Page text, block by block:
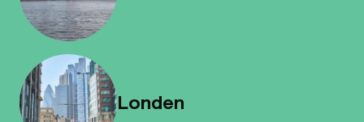
Londen